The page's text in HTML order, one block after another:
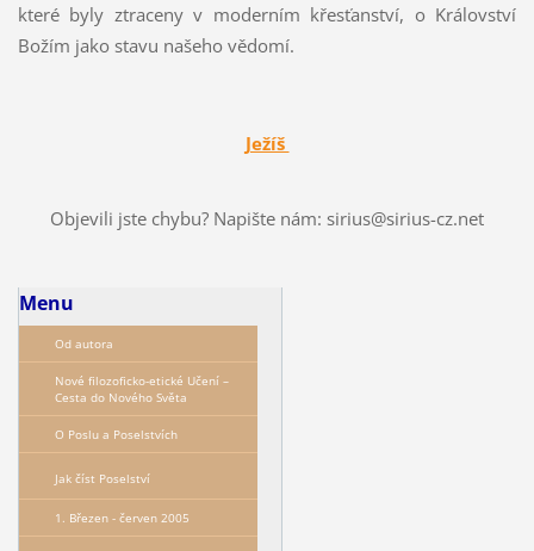
které byly ztraceny v moderním křesťanství, o Království
Božím jako stavu našeho vědomí.
Ježíš
Objevili jste chybu? Napište nám: sirius@sirius-cz.net
Menu
Od autora
Nové filozoficko-etické Učení –
Сesta do Nového Světa
O Poslu a Poselstvích
Jak číst Poselství
1. Březen - červen 2005